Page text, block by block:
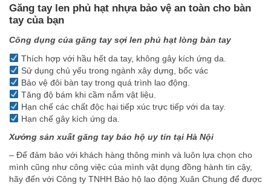
Găng tay len phủ hạt nhựa bảo vệ an toàn cho bàn
tay của bạn
Công dụng của găng tay sợi len phủ hạt lòng bàn tay
Thích hợp với hầu hết da tay, không gây kích ứng da.
Sử dụng chủ yếu trong ngành xây dựng, bốc vác
Bảo vệ đôi bàn tay trong quá trình lao động.
Tăng độ bám khi cầm nắm vật liệu.
Hạn chế các chất độc hại tiếp xúc trực tiếp với da tay.
Hạn chế gây kích ứng da.
Xưởng sản xuất găng tay bảo hộ uy tín tại Hà Nội
– Để đảm bảo với khách hàng thông minh và luôn lựa chọn cho
mình cũng như công việc của mình vật dụng đồng hành tin cậy,
hãy đến với Công ty TNHH Bảo hộ lao động Xuân Chung để được